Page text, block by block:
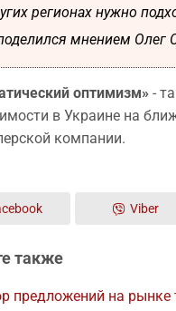
регионах нужно
мнением Олег
оптимизм» -
в Украине на
компании.
Viber
также
предложений на